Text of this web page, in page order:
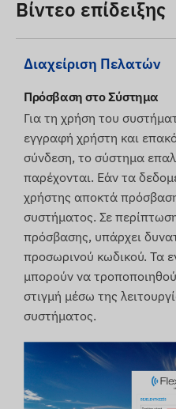
των εικόνων που
Ωστόσο, παρακαλούμε
κατασκευαστής
τροποποιήσει τις
τη συσκευασία χωρίς
Για τον λόγο αυτό, η
προϊόντων ενδέχεται
τις εικόνες που
δικαίωμα για αλλαγές
σχετικά με πιθανές
Βίντεο επίδειξης
Διαχείριση Πελατών
Πρόσβαση στο Σύστημα
Για τη χρήση του
εγγραφή χρήστη και
σύνδεση, το σύστημα
παρέχονται. Εάν τα
χρήστης αποκτά
συστήματος. Σε
πρόσβασης, υπάρχει
προσωρινού κωδικού. Τα
μπορούν να
στιγμή μέσω της
συστήματος.